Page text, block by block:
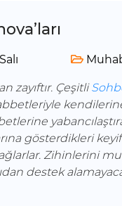
zayıftır. Çeşitli
gösterdikleri
Zihinlerini
destek